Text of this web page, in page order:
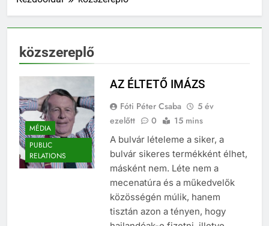
közszereplő
MÉDIA
PUBLIC
RELATIONS
AZ ÉLTETŐ IMÁZS
Fóti Péter Csaba
5 év
ezelőtt
0 15 mins
A bulvár lételeme a siker, a
bulvár sikeres termékként élhet,
másként nem. Léte nem a
mecenatúra és a műkedvelők
közösségén múlik, hanem
tisztán azon a tényen, hogy